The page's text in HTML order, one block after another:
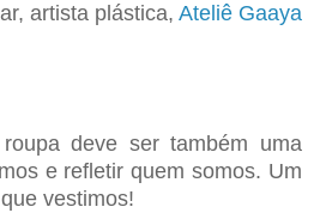
artista plástica, Ateliê Gaaya
deve ser também uma
e refletir quem somos. Um
vestimos!